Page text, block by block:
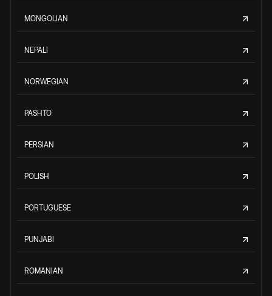
MONGOLIAN
NEPALI
NORWEGIAN
PASHTO
PERSIAN
POLISH
PORTUGUESE
PUNJABI
ROMANIAN